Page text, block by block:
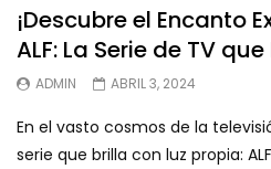
¡Descubre el Encanto
ALF: La Serie de TV
ADMIN ABRIL 3, 2024
En el vasto cosmos de la
serie que brilla con luz propia: